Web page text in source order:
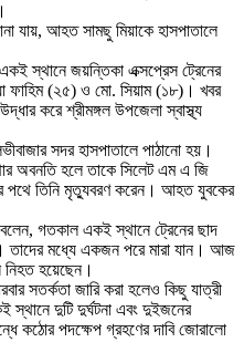
যায়, আহত সামছু মিয়াকে হাসপাতালে
স্থানে জয়ন্তিকা এক্সপ্রেস ট্রেনের
ফাহিম (২৫) ও মো. সিয়াম (১৮)। খবর
করে শ্রীমঙ্গল উপজেলা স্বাস্থ্য
সদর হাসপাতালে পাঠানো হয়।
অবনতি হলে তাকে সিলেট এম এ জি
পথে তিনি মৃত্যুবরণ করেন। আহত যুবকের
বলেন, গতকাল একই স্থানে ট্রেনের ছাদ
মধ্যে একজন পরে মারা যান। আজ
হয়েছেন।
সতর্কতা জারি করা হলেও কিছু যাত্রী
স্থানে দুটি দুর্ঘটনা এবং দুইজনের
কঠোর পদক্ষেপ গ্রহণের দাবি জোরালো